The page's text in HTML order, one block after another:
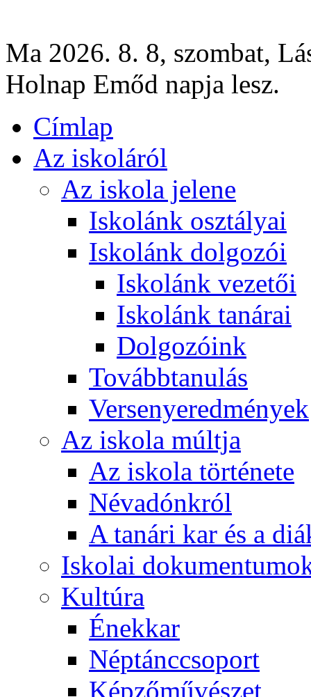
Ma 2026. 8. 8, szombat,
Holnap Emőd napja lesz.
Címlap
Az iskoláról
Az iskola jelene
Iskolánk osztályai
Iskolánk dolgozói
Iskolánk vezetői
Iskolánk tanárai
Dolgozóink
Továbbtanulás
Versenyeredmények
Az iskola múltja
Az iskola története
Névadónkról
A tanári kar és a
Iskolai
Kultúra
Énekkar
Néptánccsoport
Képzőművészet